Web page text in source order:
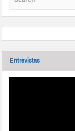
Entrevistas